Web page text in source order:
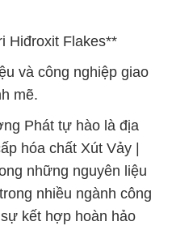
Hiđroxit Flakes**
và công nghiệp giao
mẽ.
Phát tự hào là địa
hóa chất Xút Vảy |
những nguyên liệu
nhiều ngành công
kết hợp hoàn hảo